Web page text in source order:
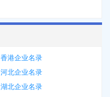
香港企业名录
河北企业名录
湖北企业名录